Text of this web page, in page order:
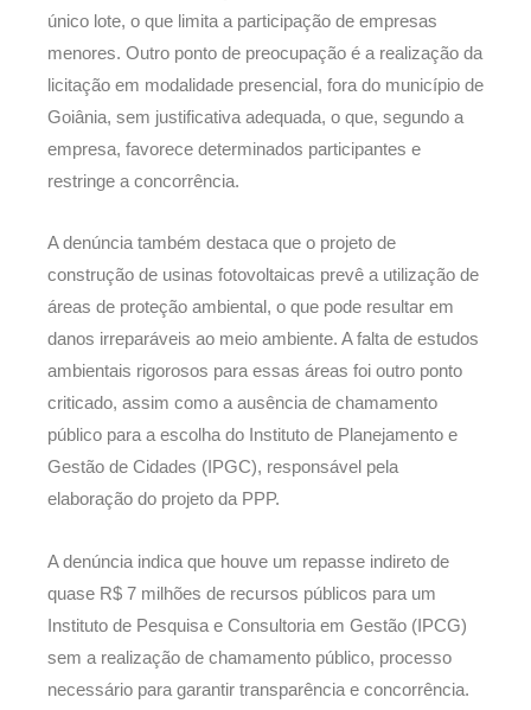
único lote, o que limita a participação de empresas
menores. Outro ponto de preocupação é a realização da
licitação em modalidade presencial, fora do município de
Goiânia, sem justificativa adequada, o que, segundo a
empresa, favorece determinados participantes e
restringe a concorrência.
A denúncia também destaca que o projeto de
construção de usinas fotovoltaicas prevê a utilização de
áreas de proteção ambiental, o que pode resultar em
danos irreparáveis ao meio ambiente. A falta de estudos
ambientais rigorosos para essas áreas foi outro ponto
criticado, assim como a ausência de chamamento
público para a escolha do Instituto de Planejamento e
Gestão de Cidades (IPGC), responsável pela
elaboração do projeto da PPP.
A denúncia indica que houve um repasse indireto de
quase R$ 7 milhões de recursos públicos para um
Instituto de Pesquisa e Consultoria em Gestão (IPCG)
sem a realização de chamamento público, processo
necessário para garantir transparência e concorrência.